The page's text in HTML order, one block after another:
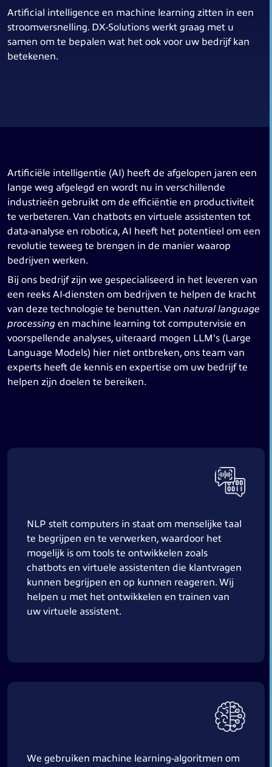
Artificial intelligence en machine learning zitten in een
stroomversnelling. DX-Solutions werkt graag met u
samen om te bepalen wat het ook voor uw bedrijf kan
betekenen.
Artificiële intelligentie (AI) heeft de afgelopen jaren een
lange weg afgelegd en wordt nu in verschillende
industrieën gebruikt om de efficiëntie en productiviteit
te verbeteren. Van chatbots en virtuele assistenten tot
data-analyse en robotica, AI heeft het potentieel om een ​​
revolutie teweeg te brengen in de manier waarop
bedrijven werken.
Bij ons bedrijf zijn we gespecialiseerd in het leveren van
een reeks AI-diensten om bedrijven te helpen de kracht
van deze technologie te benutten. Van natural language
processing en machine learning tot computervisie en
voorspellende analyses, uiteraard mogen LLM's (Large
Language Models) hier niet ontbreken, ons team van
experts heeft de kennis en expertise om uw bedrijf te
helpen zijn doelen te bereiken.
NLP stelt computers in staat om menselijke taal
te begrijpen en te verwerken, waardoor het
mogelijk is om tools te ontwikkelen zoals
chatbots en virtuele assistenten die klantvragen
kunnen begrijpen en op kunnen reageren. Wij
helpen u met het ontwikkelen en trainen van
uw virtuele assistent.
We gebruiken machine learning-algoritmen om